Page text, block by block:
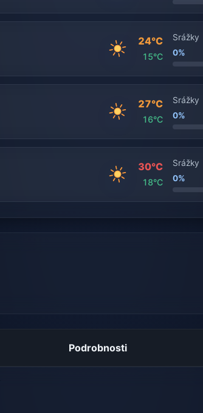
24°C
15°C
Srážky
0%
27°C
16°C
Srážky
0%
30°C
18°C
Srážky
0%
Podrobnosti